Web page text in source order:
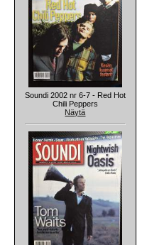
Soundi 2002 nr 6-7 - Red Hot
Chili Peppers
Näytä